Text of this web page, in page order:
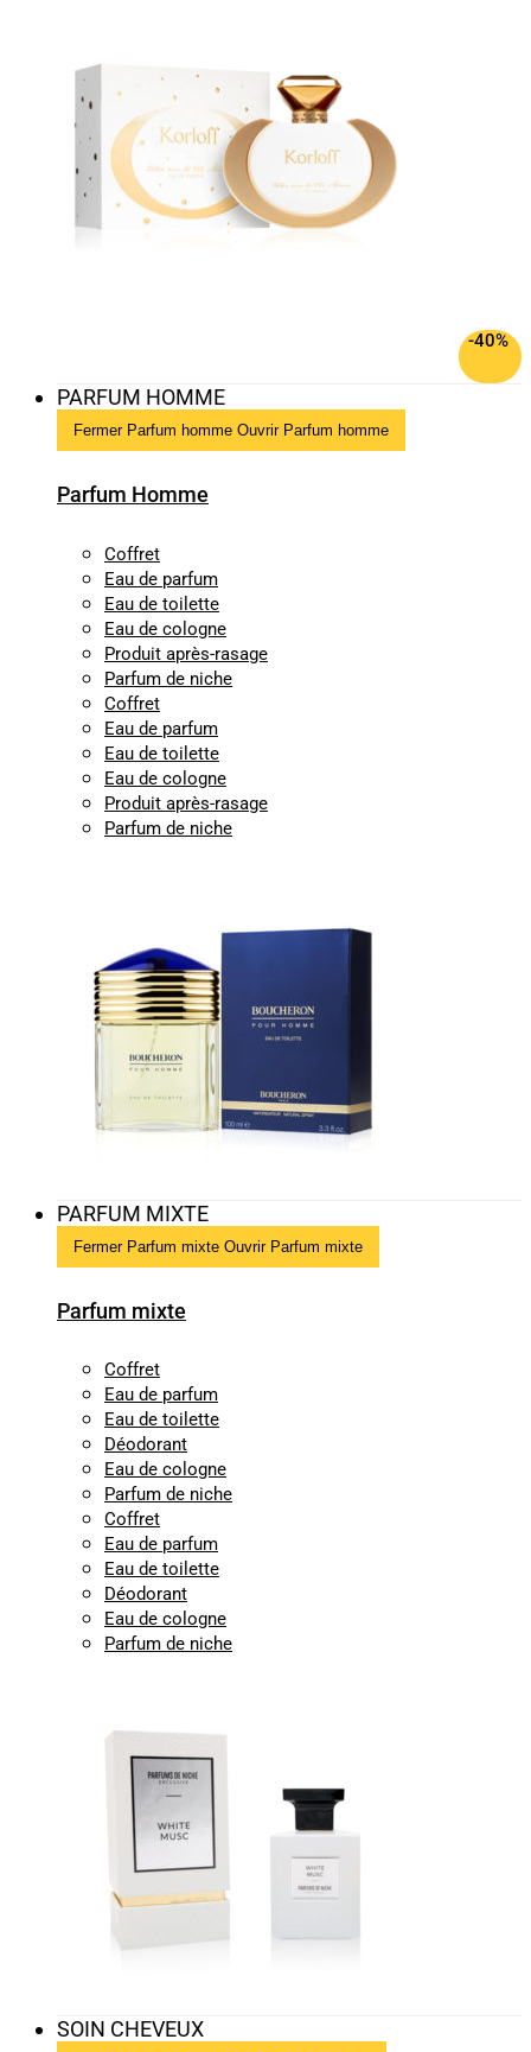
-40%
PARFUM HOMME
Fermer Parfum homme Ouvrir Parfum homme
Parfum Homme
Coffret
Eau de parfum
Eau de toilette
Eau de cologne
Produit après-rasage
Parfum de niche
Coffret
Eau de parfum
Eau de toilette
Eau de cologne
Produit après-rasage
Parfum de niche
PARFUM MIXTE
Fermer Parfum mixte Ouvrir Parfum mixte
Parfum mixte
Coffret
Eau de parfum
Eau de toilette
Déodorant
Eau de cologne
Parfum de niche
Coffret
Eau de parfum
Eau de toilette
Déodorant
Eau de cologne
Parfum de niche
SOIN CHEVEUX